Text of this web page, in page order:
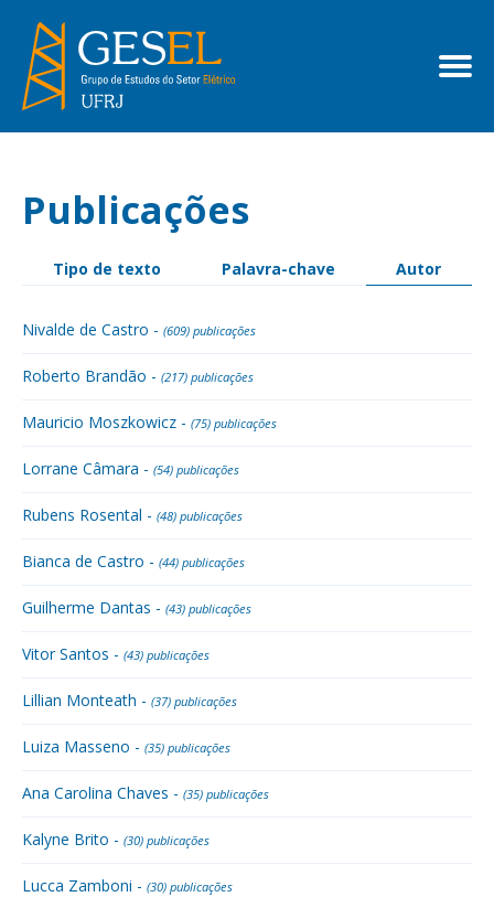
Publicações
Tipo de texto Palavra-chave Autor
Nivalde de Castro - (609) publicações
Roberto Brandão - (217) publicações
Mauricio Moszkowicz - (75) publicações
Lorrane Câmara - (54) publicações
Rubens Rosental - (48) publicações
Bianca de Castro - (44) publicações
Guilherme Dantas - (43) publicações
Vitor Santos - (43) publicações
Lillian Monteath - (37) publicações
Luiza Masseno - (35) publicações
Ana Carolina Chaves - (35) publicações
Kalyne Brito - (30) publicações
Lucca Zamboni - (30) publicações